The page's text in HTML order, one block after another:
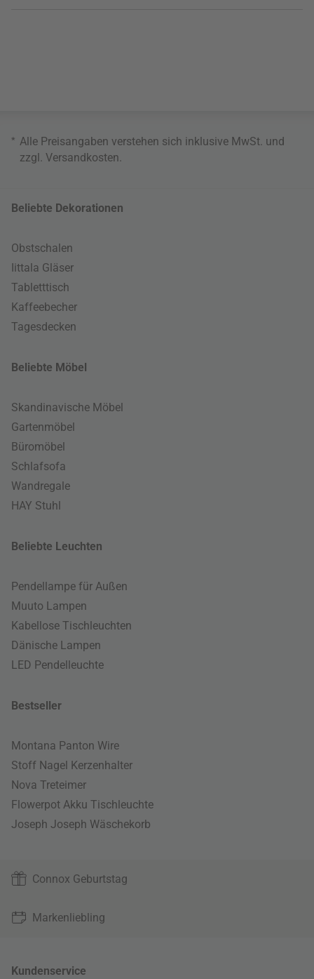
* Alle Preisangaben verstehen sich inklusive MwSt. und
zzgl. Versandkosten
Beliebte Dekorationen
Obstschalen
Iittala Gläser
Tabletttisch
Kaffeebecher
Tagesdecken
Beliebte Möbel
Skandinavische Möbel
Gartenmöbel
Büromöbel
Schlafsofa
Wandregale
HAY Stuhl
Beliebte Leuchten
Pendellampe für Außen
Muuto Lampen
Kabellose Tischleuchten
Dänische Lampen
LED Pendelleuchte
Bestseller
Montana Panton Wire
Stoff Nagel Kerzenhalter
Nova Treteimer
Flowerpot Akku Tischleuchte
Joseph Joseph Wäschekorb
Connox Geburtstag
Markenliebling
Kundenservice